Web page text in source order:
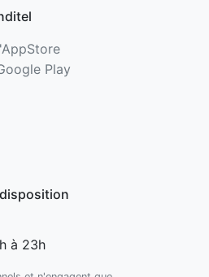
à 23h